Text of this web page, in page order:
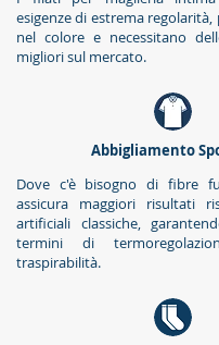
esigenze di estrema regolarità,
nel colore e necessitano
migliori sul mercato.
Abbigliamento
Dove c'è bisogno di fibre
assicura maggiori risultati
artificiali classiche,
termini di
traspirabilità.